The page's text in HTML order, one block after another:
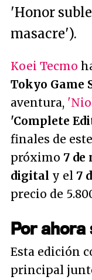
'Honor
masacre').
Koei Tecmo
Tokyo Game
aventura,
'Complete
finales de
próximo 7 de
digital y el 7
precio de
Por ahora
Esta edición
principal